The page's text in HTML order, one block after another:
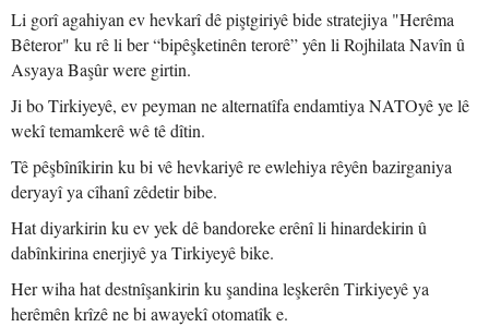
Li gorî agahiyan ev hevkarî dê piştgiriyê bide stratejiya "Herêma
Bêteror" ku rê li ber “bipêşketinên terorê” yên li Rojhilata Navîn û
Asyaya Başûr were girtin.
Ji bo Tirkiyeyê, ev peyman ne alternatîfa endamtiya NATOyê ye lê
wekî temamkerê wê tê dîtin.
Tê pêşbînîkirin ku bi vê hevkariyê re ewlehiya rêyên bazirganiya
deryayî ya cîhanî zêdetir bibe.
Hat diyarkirin ku ev yek dê bandoreke erênî li hinardekirin û
dabînkirina enerjiyê ya Tirkiyeyê bike.
Her wiha hat destnîşankirin ku şandina leşkerên Tirkiyeyê ya
herêmên krîzê ne bi awayekî otomatîk e.